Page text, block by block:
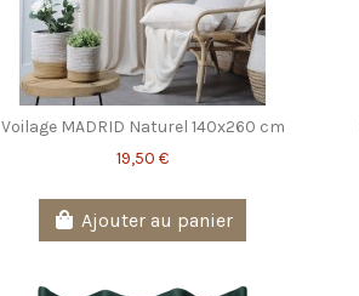
Voilage MADRID Naturel 140x260 cm
19,50 €
Ajouter au panier